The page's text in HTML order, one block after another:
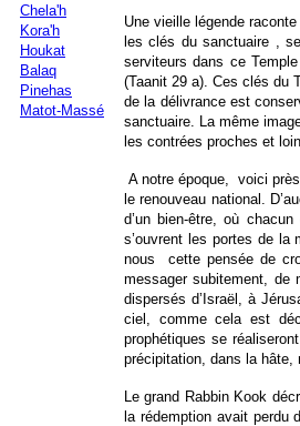
Chela'h
Kora'h
Houkat
Balaq
Pinehas
Matot-Massé
Une vieille légende
les clés du sanctuaire ,
serviteurs dans ce
(Taanit 29 a). Ces clés du
de la délivrance est
sanctuaire. La même
les contrées proches et
A notre époque, voici
le renouveau national.
d’un bien-être, où
s’ouvrent les portes de
nous cette pensée de
messager subitement, de
dispersés d’Israël, à
ciel, comme cela est
prophétiques se
précipitation, dans la hâte,
Le grand Rabbin Kook
la rédemption avait perdu